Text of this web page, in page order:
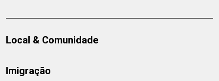
Local & Comunidade
Imigração